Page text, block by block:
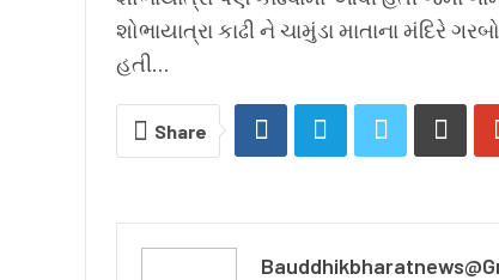
શોભાયાત્રા કાઢી ને ચામુંડા માતાના મંદિરે
હતી…
Share